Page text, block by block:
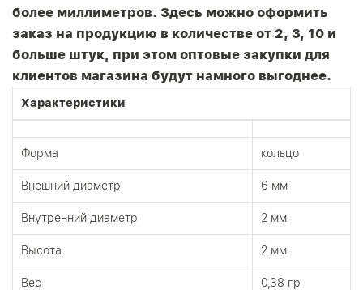
более миллиметров. Здесь можно оформить
заказ на продукцию в количестве от 2, 3, 10 и
больше штук, при этом оптовые закупки для
клиентов магазина будут намного выгоднее.
Характеристики
Форма кольцо
Внешний диаметр 6 мм
Внутренний диаметр 2 мм
Высота 2 мм
Вес 0,38 гр